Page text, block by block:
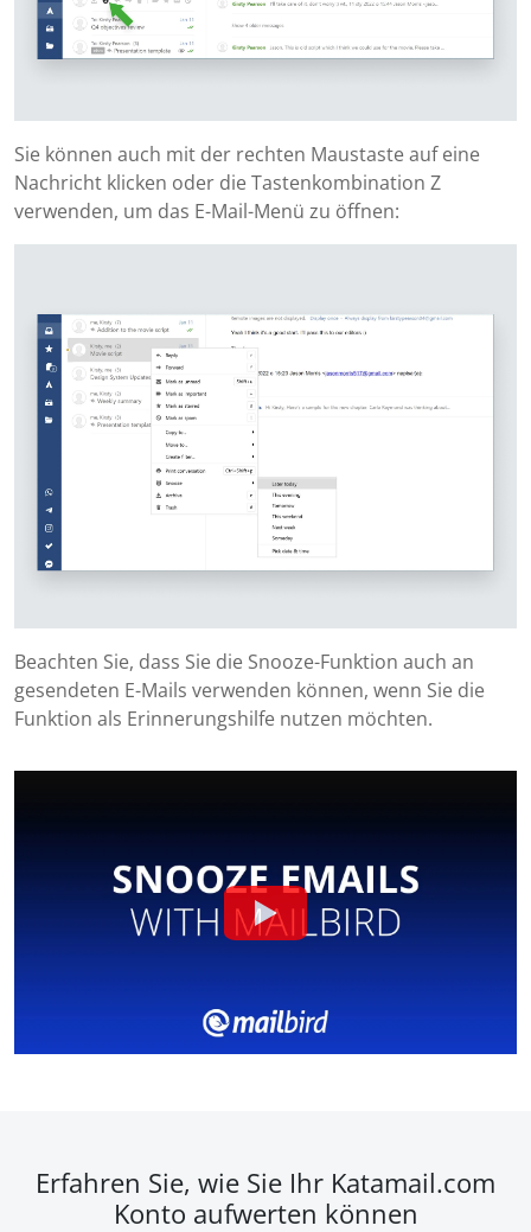
Sie können auch mit der rechten Maustaste auf eine
Nachricht klicken oder die Tastenkombination Z
verwenden, um das E-Mail-Menü zu öffnen:
Beachten Sie, dass Sie die Snooze-Funktion auch an
gesendeten E-Mails verwenden können, wenn Sie die
Funktion als Erinnerungshilfe nutzen möchten.
Erfahren Sie, wie Sie Ihr Katamail.com
Konto aufwerten können